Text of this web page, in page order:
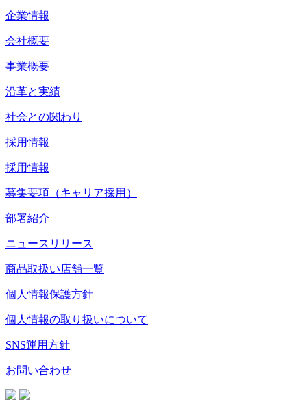
企業情報
会社概要
事業概要
沿革と実績
社会との関わり
採用情報
採用情報
募集要項（キャリア採用）
部署紹介
ニュースリリース
商品取扱い店舗一覧
個人情報保護方針
個人情報の取り扱いについて
SNS運用方針
お問い合わせ